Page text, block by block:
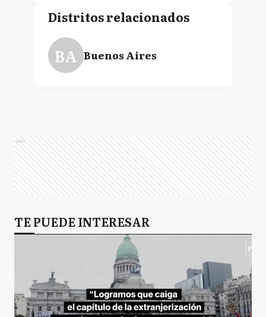
Distritos relacionados
BA Buenos Aires
Ads
TE PUEDE INTERESAR